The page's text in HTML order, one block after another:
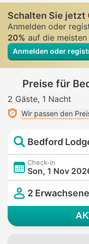
Schalten Sie jetzt
Anmelden oder
20%auf die meisten
Anmelden oder
Preise für
2 Gäste 1 Nacht
Wir passen den
Bedford
Check-in
Son, 1 Nov
2 Erwachsene